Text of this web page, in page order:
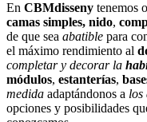
En CBMdisseny tenemos
camas simples, nido,
de que sea abatible para
el máximo rendimiento al
completar y decorar la
módulos, estanterías,
medida adaptándonos a los
opciones y posibilidades